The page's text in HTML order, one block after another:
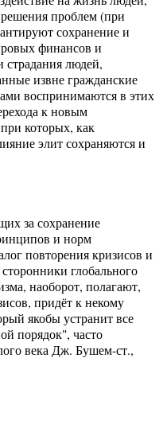
проблем (при
сохранение и
финансов и
страдания людей,
извне гражданские
воспринимаются в этих
к новым
которых, как
элит сохраняются и
за сохранение
и норм
повторения кризисов и
глобального
наоборот, полагают,
придёт к некому
якобы устранит все
порядок", часто
века Дж. Бушем-ст.,